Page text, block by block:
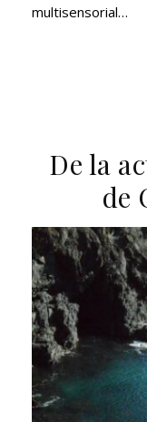
multisensorial…
De la
de